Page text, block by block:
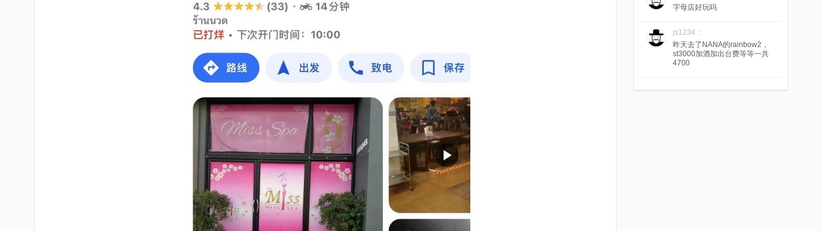
字母店好玩吗
js1234：
昨天去了NANA的rainbow2，
st3000加酒加出台费等等一共
4700